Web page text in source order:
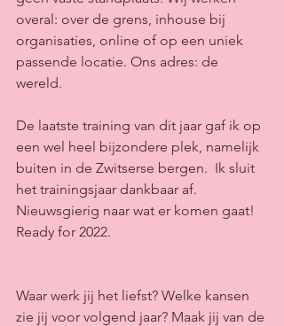
overal: over de grens, inhouse bij
organisaties, online of op een uniek
passende locatie. Ons adres: de
wereld.
De laatste training van dit jaar gaf ik op
een wel heel bijzondere plek, namelijk
buiten in de Zwitserse bergen.  Ik sluit
het trainingsjaar dankbaar af.
Nieuwsgierig naar wat er komen gaat!
Ready for 2022.
Waar werk jij het liefst? Welke kansen
zie jij voor volgend jaar? Maak jij van de